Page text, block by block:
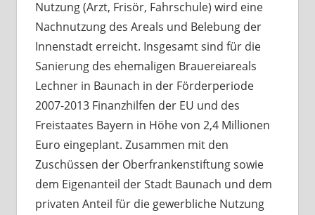
Nutzung (Arzt, Frisör, Fahrschule) wird eine
Nachnutzung des Areals und Belebung der
Innenstadt erreicht. Insgesamt sind für die
Sanierung des ehemaligen Brauereiareals
Lechner in Baunach in der Förderperiode
2007-2013 Finanzhilfen der EU und des
Freistaates Bayern in Höhe von 2,4 Millionen
Euro eingeplant. Zusammen mit den
Zuschüssen der Oberfrankenstiftung sowie
dem Eigenanteil der Stadt Baunach und dem
privaten Anteil für die gewerbliche Nutzung